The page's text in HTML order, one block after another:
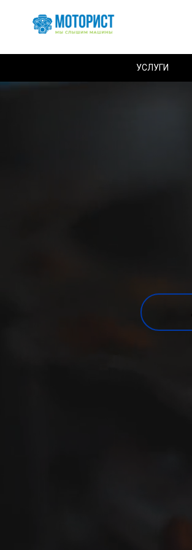
УСЛУГИ